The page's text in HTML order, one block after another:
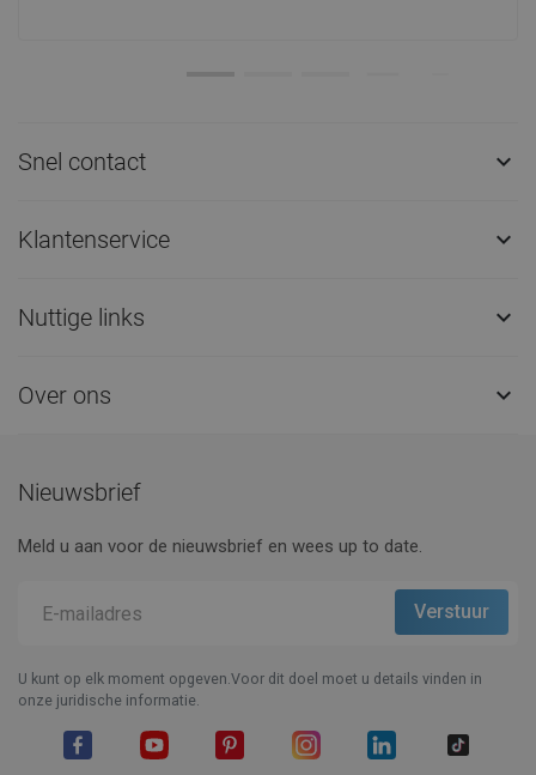
Snel contact 
Klantenservice 
Nuttige links 
Over ons 
Nieuwsbrief
Meld u aan voor de nieuwsbrief en wees up to date.
U kunt op elk moment opgeven.Voor dit doel moet u details vinden in
onze juridische informatie.